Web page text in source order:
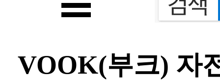
VOOK(부크) 자